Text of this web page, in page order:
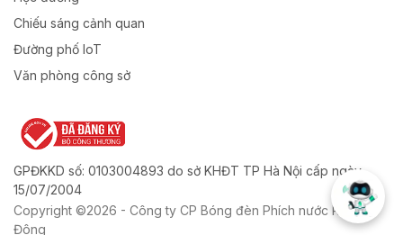
Chiếu sáng cảnh quan
Đường phố IoT
Văn phòng công sở
GPĐKKD số: 0103004893 do sở KHĐT TP Hà Nội cấp ngày
15/07/2004
Copyright ©2026 - Công ty CP Bóng đèn Phích nước Rạng
Đông